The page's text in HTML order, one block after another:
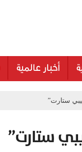
أخبار عالمية
ستارت”
ستارت”